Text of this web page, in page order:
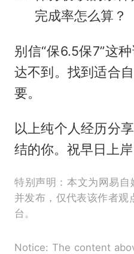
完成率怎么算？
别信“保6.5保7”这
达不到。找到适合
要。
以上纯个人经历分
结的你。祝早日上岸
特别声明：本文为网易自
并发布，仅代表该作者观
台。
Notice: The content